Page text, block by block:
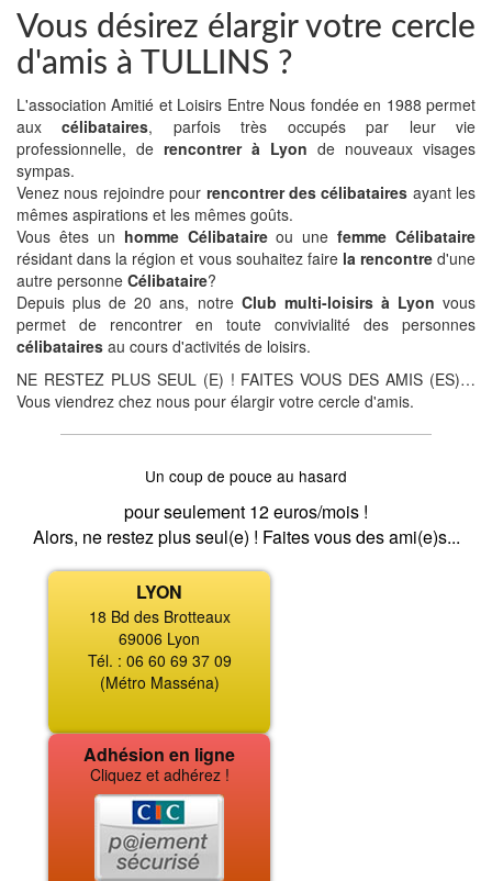
Vous désirez élargir votre cercle
d'amis à TULLINS ?
L'association Amitié et Loisirs Entre Nous fondée en 1988 permet
auxcélibataires, parfois très occupés par leur vie
professionnelle, de rencontrer à Lyon de nouveaux visages
sympas.
Venez nous rejoindre pour rencontrer des célibataires ayant les
mêmes aspirations et les mêmes goûts.
Vous êtes un homme Célibataireou unefemme Célibataire
résidant dans la région et vous souhaitez faire la rencontred'une
autre personne Célibataire?
Depuis plus de 20 ans, notre Club multi-loisirs à Lyon vous
permet de rencontrer en toute convivialité des personnes
célibataires au cours d'activités de loisirs.
NE RESTEZ PLUS SEUL (E) ! FAITES VOUS DES AMIS (ES)…
Vous viendrez chez nous pour élargir votre cercle d'amis.
Un coup de pouce au hasard
pour seulement 12 euros/mois !
Alors, ne restez plus seul(e) ! Faites vous des ami(e)s...
LYON
18 Bd des Brotteaux
69006 Lyon
Tél. : 06 60 69 37 09
(Métro Masséna)
Adhésion en ligne
Cliquez et adhérez !